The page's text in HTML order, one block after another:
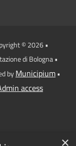
© 2026 •
di Bologna •
byMunicipium•
access
×